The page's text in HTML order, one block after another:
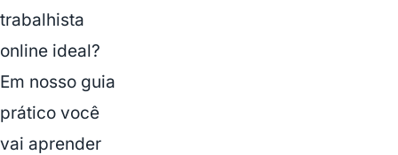
trabalhista
online ideal?
Em nosso guia
prático você
vai aprender